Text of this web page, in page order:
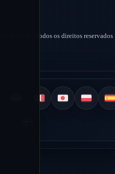
© 2026 | Todos os direitos reservados